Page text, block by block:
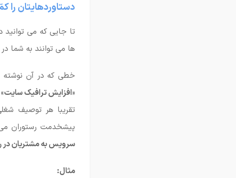
دستاوردهایتان را
تا جایی که می توانید
ها می توانند به شما
خطی که در آن نوشته
«افزایش ترافیک سایت
تقریبا هر توصیف
پیشخدمت رستوران
سرویس به مشتریان در
مثال: